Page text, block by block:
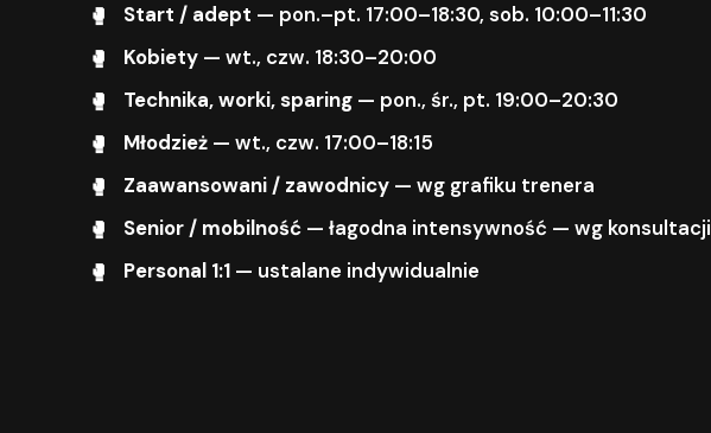
Start / adept — pon.–pt. 17:00–18:30, sob. 10:00–11:30
Kobiety — wt., czw. 18:30–20:00
Technika, worki, sparing — pon., śr., pt. 19:00–20:30
Młodzież — wt., czw. 17:00–18:15
Zaawansowani / zawodnicy — wg grafiku trenera
Senior / mobilność — łagodna intensywność — wg konsultacji
Personal 1:1 — ustalane indywidualnie